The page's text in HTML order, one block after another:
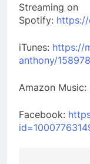
Streaming on
Spotify: https://
iTunes: https://
anthony/
Amazon Music:
Facebook: